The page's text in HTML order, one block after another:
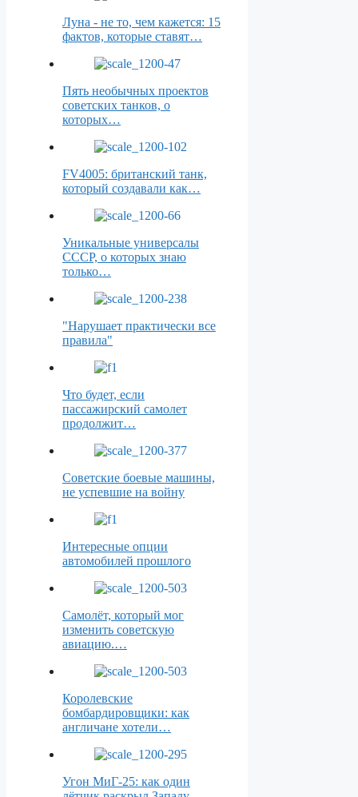
Луна - не то, чем кажется: 15
фактов, которые ставят…
Пять необычных проектов
советских танков, о
которых…
FV4005: британский танк,
который создавали как…
Уникальные универсалы
СССР, о которых знаю
только…
"Нарушает практически все
правила"
Что будет, если
пассажирский самолет
продолжит…
Советские боевые машины,
не успевшие на войну
Интересные опции
автомобилей прошлого
Самолёт, который мог
изменить советскую
авиацию.…
Королевские
бомбардировщики: как
англичане хотели…
Угон МиГ-25: как один